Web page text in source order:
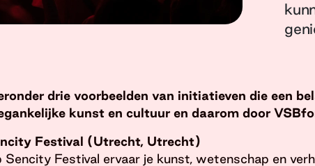
drie voorbeelden van initiatieven die een
kunst en cultuur en daarom door
Festival (Utrecht, Utrecht)
Sencity Festival ervaar je kunst, wetenschap en